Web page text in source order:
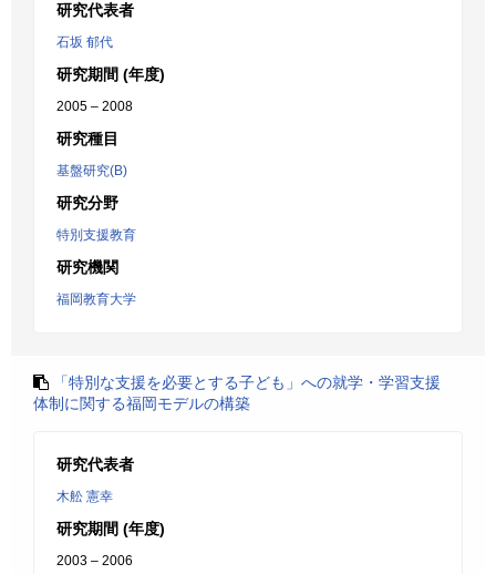
研究代表者
石坂 郁代
研究期間 (年度)
2005 – 2008
研究種目
基盤研究(B)
研究分野
特別支援教育
研究機関
福岡教育大学
「特別な支援を必要とする子ども」への就学・学習支援
体制に関する福岡モデルの構築
研究代表者
木舩 憲幸
研究期間 (年度)
2003 – 2006